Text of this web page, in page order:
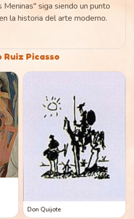
Meninas" siga siendo un punto
la historia del arte moderno.
Ruiz Picasso
Don Quijote